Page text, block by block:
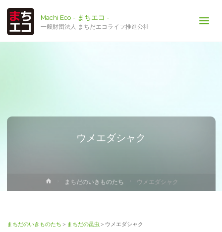
Machi Eco - まちエコ -
一般財団法人 まちだエコライフ推進公社
ウメエダシャク
ー
まちだのいきものたち ウメエダシャク
まちだのいきものたち ＞ まちだの昆虫 ＞ウメエダシャク